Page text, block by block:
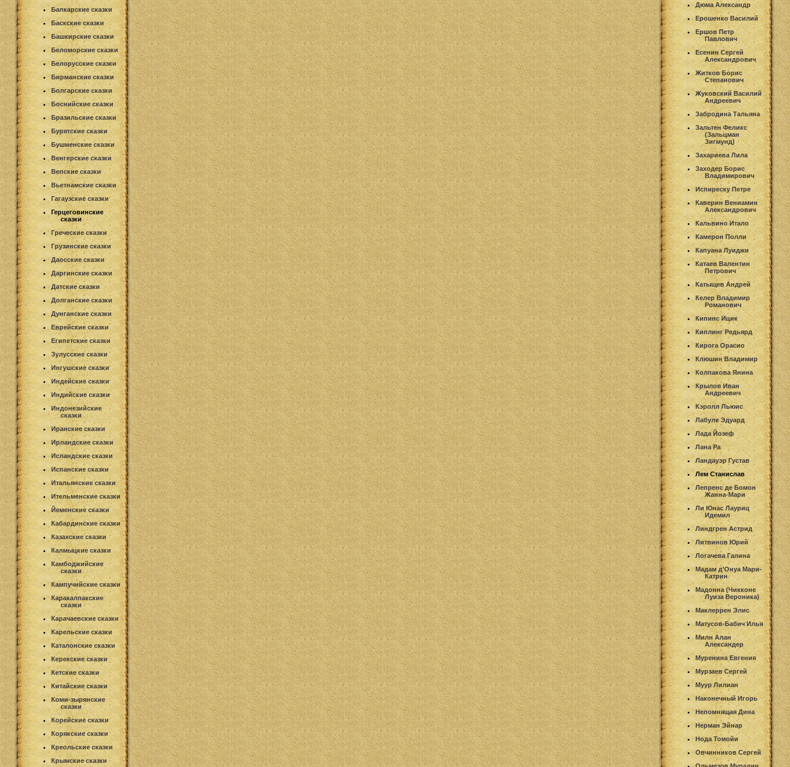
Балкарские сказки
Баскские сказки
Башкирские сказки
Беломорские сказки
Белорусские сказки
Бирманские сказки
Болгарские сказки
Боснийские сказки
Бразильские сказки
Бурятские сказки
Бушменские сказки
Венгерские сказки
Вепские сказки
Вьетнамские сказки
Гагаузские сказки
Герцеговинские
сказки
Греческие сказки
Грузинские сказки
Даосские сказки
Даргинские сказки
Датские сказки
Долганские сказки
Дунганские сказки
Еврейские сказки
Египетские сказки
Зулусские сказки
Ингушские сказки
Индейские сказки
Индийские сказки
Индонезийские
сказки
Иранские сказки
Ирландские сказки
Исландские сказки
Испанские сказки
Итальянские сказки
Ительменские сказки
Йеменские сказки
Кабардинские сказки
Казахские сказки
Калмыцкие сказки
Камбоджийские
сказки
Кампучийские сказки
Каракалпакские
сказки
Карачаевские сказки
Карельские сказки
Каталонские сказки
Керекские сказки
Кетские сказки
Китайские сказки
Коми-зырянские
сказки
Корейские сказки
Корякские сказки
Креольские сказки
Крымские сказки
Дюма Александр
Ерошенко Василий
Ершов Петр
Павлович
Есенин Сергей
Александрович
Житков Борис
Степанович
Жуковский Василий
Андреевич
Забродина Тальяна
Зальтен Феликс
(Зальцман
Зигмунд)
Захариева Лила
Заходер Борис
Владимирович
Испиреску Петре
Каверин Вениамин
Александрович
Кальвино Итало
Камерон Полли
Капуана Луиджи
Катаев Валентин
Петрович
Катыщев Андрей
Келер Владимир
Романович
Кипинс Ицик
Киплинг Редьярд
Кирога Орасио
Клюшин Владимир
Колпакова Янина
Крылов Иван
Андреевич
Кэролл Льюис
Лабуле Эдуард
Лада Йозеф
Лана Ра
Ландауэр Густав
Лем Станислав
Лепренс де Бомон
Жанна-Мари
Ли Юнас Лауриц
Идемил
Линдгрен Астрид
Литвинов Юрий
Логачева Галина
Мадам д'Онуа Мари-
Катрин
Мадонна (Чикконе
Луиза Вероника)
Маклеррен Элис
Матусов-Бабич Илья
Милн Алан
Александер
Муренина Евгения
Мурзаев Сергей
Муур Лилиан
Наконечный Игорь
Непомнящая Дина
Нерман Эйнар
Нода Томойи
Овчинников Сергей